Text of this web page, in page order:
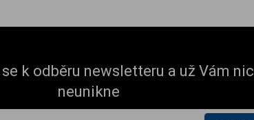
k odběru newsletteru a už Vám nic
neunikne